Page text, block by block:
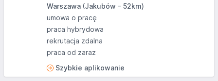
Warszawa (Jakubów - 52km)
umowa o pracę
praca hybrydowa
rekrutacja zdalna
praca od zaraz
Szybkie aplikowanie